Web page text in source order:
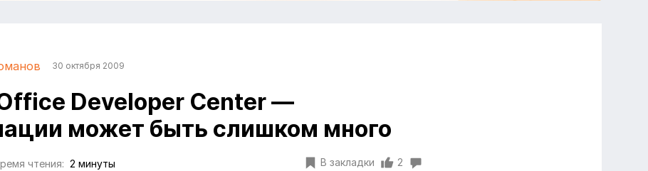
30 октября 2009
Developer Center —
может быть слишком много
чтения: 2 минуты В закладки 2